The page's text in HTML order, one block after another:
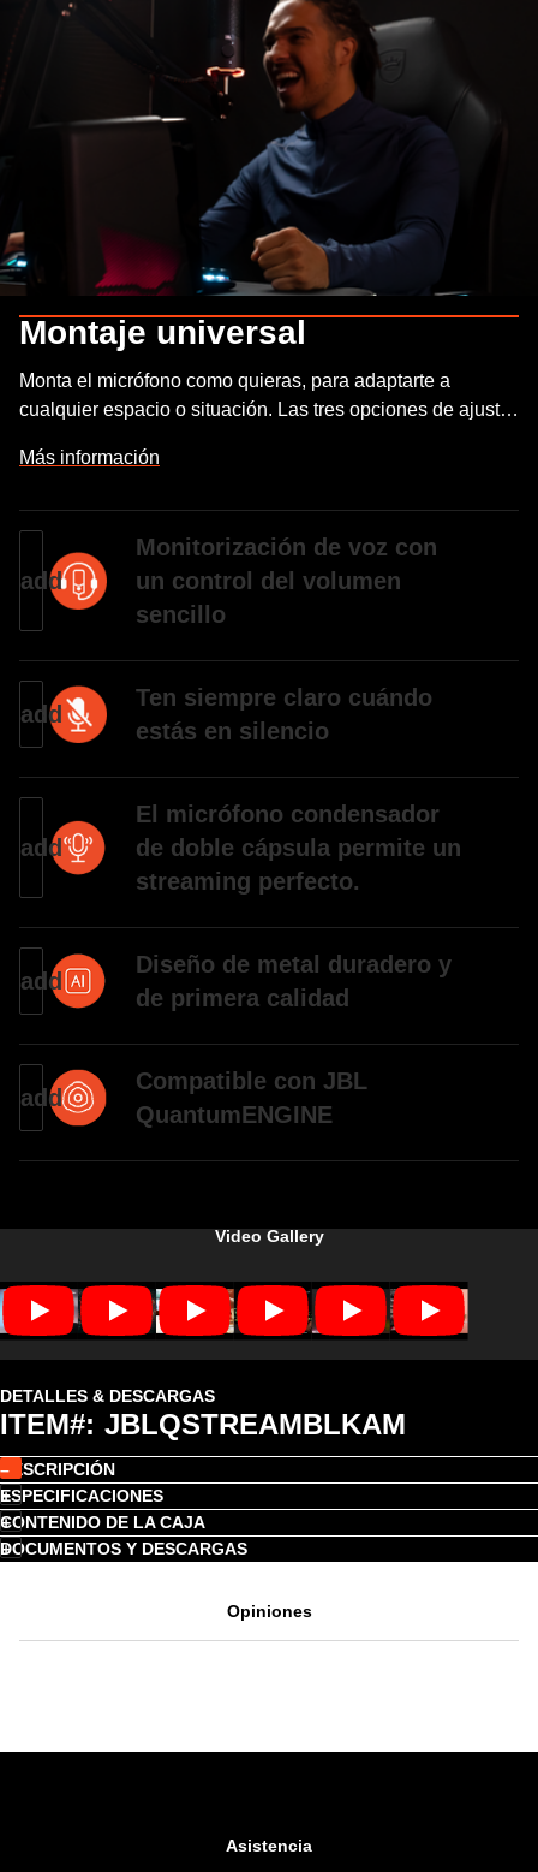
Montaje universal
Monta el micrófono como quieras, para adaptarte a
cualquier espacio o situación. Las tres opciones de ajuste
Stream 360 grados, conectarlo a un trípode de cámara,
Más información
Monitorización de voz con
un control del volumen
sencillo
Ten siempre claro cuándo
estás en silencio
El micrófono condensador
de doble cápsula permite un
streaming perfecto.
Diseño de metal duradero y
de primera calidad
Compatible con JBL
QuantumENGINE
Video Gallery
DETALLES & DESCARGAS
ITEM#: JBLQSTREAMBLKAM
DESCRIPCIÓN
ESPECIFICACIONES
CONTENIDO DE LA CAJA
DOCUMENTOS Y DESCARGAS
Opiniones
Asistencia